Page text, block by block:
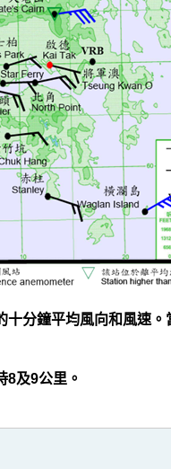
分鐘平均風向和風速。
8及9公里。